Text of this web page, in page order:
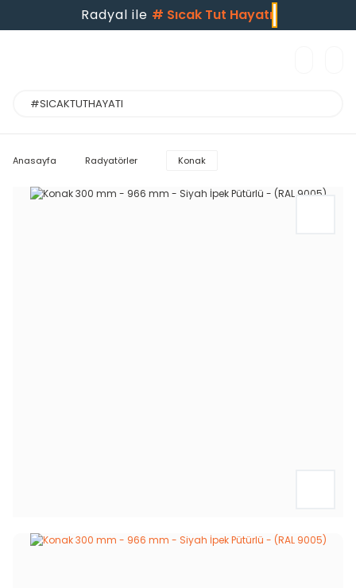
Radyal ile # Sıcak Tut Hayatı
Anasayfa Radyatörler Konak